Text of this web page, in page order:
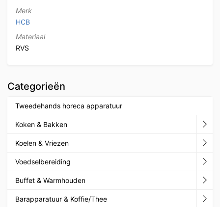
Merk
HCB
Materiaal
RVS
Categorieën
Tweedehands horeca apparatuur
Koken & Bakken
Koelen & Vriezen
Voedselbereiding
Buffet & Warmhouden
Barapparatuur & Koffie/Thee